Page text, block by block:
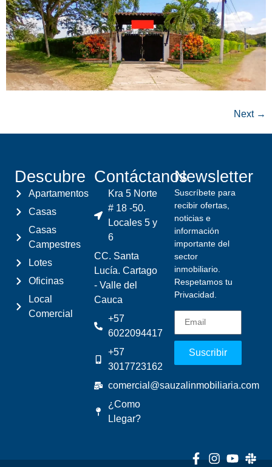
Next →
Descubre
Apartamentos
Casas
Casas
Campestres
Lotes
Oficinas
Local
Comercial
Contáctanos
Kra 5 Norte
# 18 -50.
Locales 5 y
6
CC. Santa
Lucía. Cartago
- Valle del
Cauca
+57
6022094417
+57
3017723162
comercial@sauzalinmobiliaria.com
¿Como
Llegar?
Newsletter
Suscríbete para
recibir ofertas,
noticias e
información
importante del
sector
inmobiliario.
Respetamos tu
Privacidad.
Suscribir